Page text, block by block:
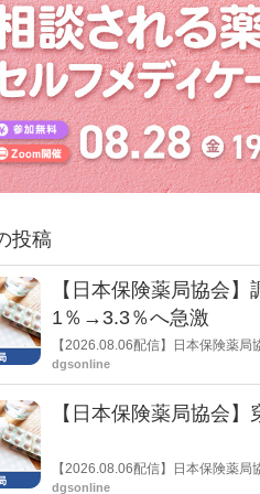
投稿
【日本保険薬局協会
1％→3.3％へ急激
【2026.08.06配信】日本保険薬
局への影響」の調査結果を公表し
dgsonline
【日本保険薬局協会
【2026.08.06配信】日本保険薬
関する要望書」を厚生労働省 医薬
dgsonline